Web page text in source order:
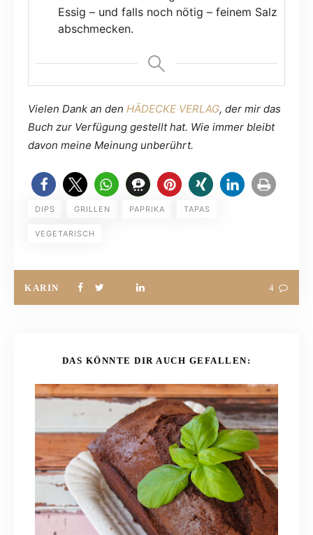
Essig – und falls noch nötig – feinem Salz
abschmecken.
Vielen Dank an den HÄDECKE VERLAG, der mir das
Buch zur Verfügung gestellt hat. Wie immer bleibt
davon meine Meinung unberührt.
DIPS GRILLEN PAPRIKA TAPAS
VEGETARISCH
KARIN 4
DAS KÖNNTE DIR AUCH GEFALLEN: